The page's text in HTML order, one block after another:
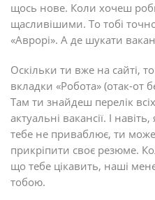
щось нове. Коли хочеш
щасливішими. То тобі
«Аврорі». А де шукати
Оскільки ти вже на сайті,
вкладки «Робота» (отак-от
Там ти знайдеш перелік
актуальні вакансії. І
тебе не приваблює, ти
прикріпити своє резюме.
що тебе цікавить, наші
тобою.